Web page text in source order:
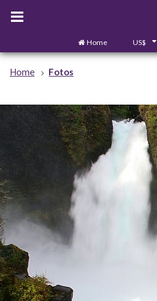
Home US$
Home Fotos